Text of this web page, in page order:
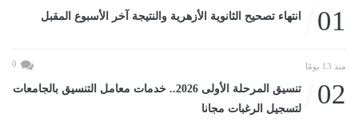
01 انتهاء تصحيح الثانوية الأزهرية والنتيجة آخر الأسبوع المقبل
منذ 13 يومًا 0
02
تنسيق المرحلة الأولى 2026.. خدمات معامل التنسيق بالجامعات
لتسجيل الرغبات مجانا